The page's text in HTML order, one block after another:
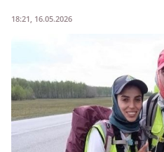
18:21, 16.05.2026